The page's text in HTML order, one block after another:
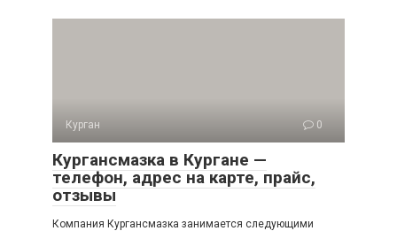
Курган 0
Кургансмазка в Кургане —
телефон, адрес на карте, прайс,
отзывы
Компания Кургансмазка занимается следующими